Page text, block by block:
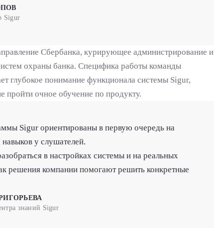
Sigur
Сбербанка, курирующее администрирование и
охраны банка. Специфика работы команды
глубокое понимание функционала системы Sigur,
пройти очное обучение по продукту.
Sigur ориентированы в первую очередь на
у слушателей.
в настройках системы и на реальных
решения компании помогают решить конкретные
знаний Sigur